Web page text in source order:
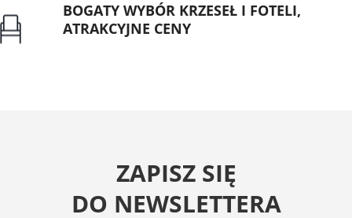
BOGATY WYBÓR KRZESEŁ I FOTELI,
ATRAKCYJNE CENY
ZAPISZ SIĘ
DO NEWSLETTERA